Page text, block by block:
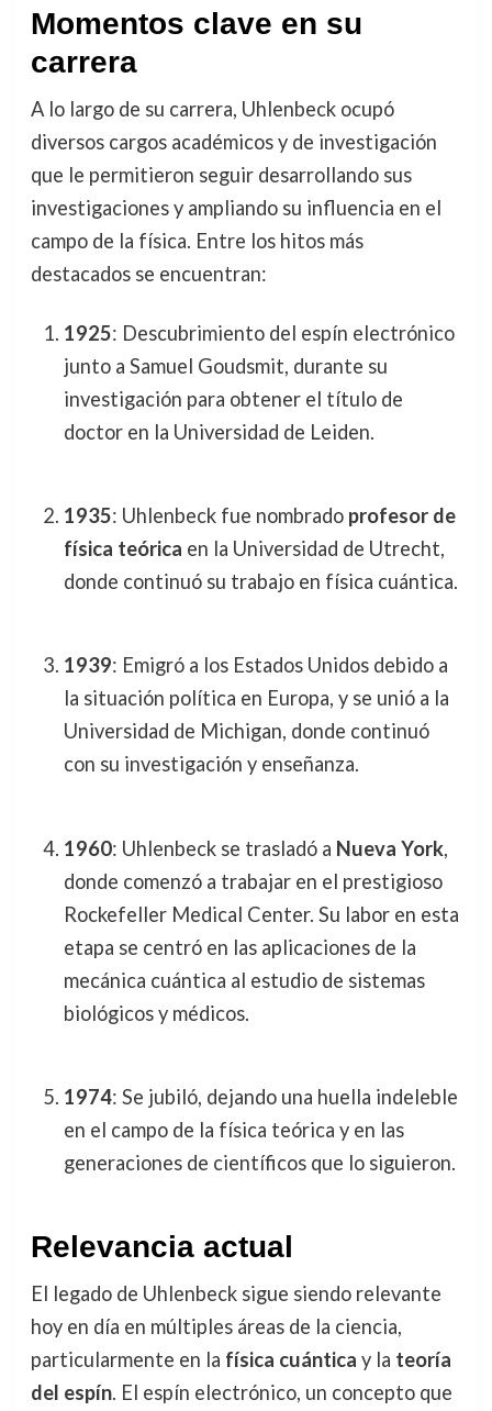
Momentos clave en su
carrera
A lo largo de su carrera, Uhlenbeck ocupó
diversos cargos académicos y de investigación
que le permitieron seguir desarrollando sus
investigaciones y ampliando su influencia en el
campo de la física. Entre los hitos más
destacados se encuentran:
1925: Descubrimiento del espín electrónico
junto a Samuel Goudsmit, durante su
investigación para obtener el título de
doctor en la Universidad de Leiden.
1935: Uhlenbeck fue nombrado profesor de
física teórica en la Universidad de Utrecht,
donde continuó su trabajo en física cuántica.
1939: Emigró a los Estados Unidos debido a
la situación política en Europa, y se unió a la
Universidad de Michigan, donde continuó
con su investigación y enseñanza.
1960: Uhlenbeck se trasladó a Nueva York,
donde comenzó a trabajar en el prestigioso
Rockefeller Medical Center. Su labor en esta
etapa se centró en las aplicaciones de la
mecánica cuántica al estudio de sistemas
biológicos y médicos.
1974: Se jubiló, dejando una huella indeleble
en el campo de la física teórica y en las
generaciones de científicos que lo siguieron.
Relevancia actual
El legado de Uhlenbeck sigue siendo relevante
hoy en día en múltiples áreas de la ciencia,
particularmente en la física cuántica y la teoría
del espín. El espín electrónico, un concepto que